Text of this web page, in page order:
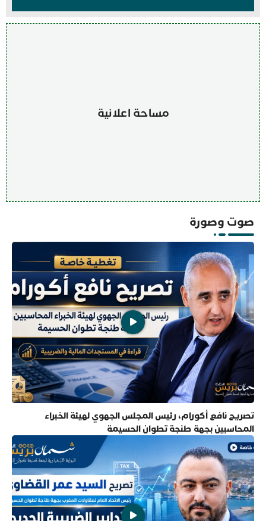
مساحة اعلانية
صوت وصورة
تصريح نافع أكورام، رئيس المجلس الجهوي لهيئة الخبراء
المحاسبين بجهة طنجة تطوان الحسيمة